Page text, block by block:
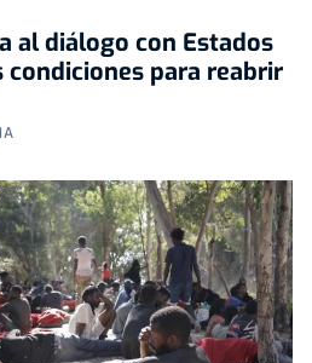
al diálogo con Estados
condiciones para reabrir